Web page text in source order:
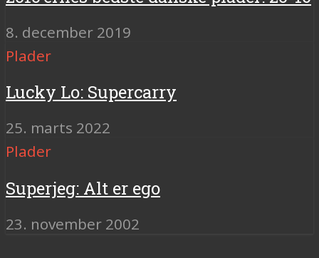
8. december 2019
Plader
Lucky Lo: Supercarry
25. marts 2022
Plader
Superjeg: Alt er ego
23. november 2002